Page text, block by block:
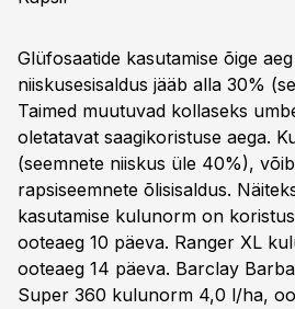
Glüfosaatide kasutamise õige
niiskusesisaldus jääb alla 30%
Taimed muutuvad kollaseks
oletatavat saagikoristuse aega.
(seemnete niiskus üle 40%),
rapsiseemnete õlisisaldus.
kasutamise kulunorm on
ooteaeg 10 päeva. Ranger XL
ooteaeg 14 päeva. Barclay
Super 360 kulunorm 4,0 l/ha,